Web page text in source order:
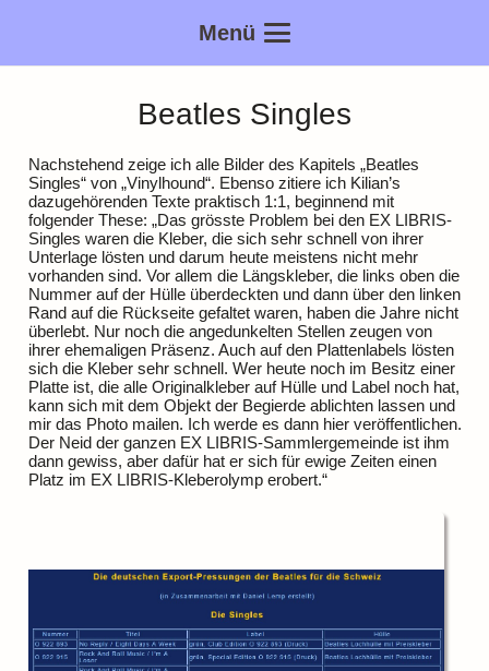
Menü
Beatles Singles
Nachstehend zeige ich alle Bilder des Kapitels „Beatles
Singles“ von „Vinylhound“. Ebenso zitiere ich Kilian’s
dazugehörenden Texte praktisch 1:1, beginnend mit
folgender These: „Das grösste Problem bei den EX LIBRIS-
Singles waren die Kleber, die sich sehr schnell von ihrer
Unterlage lösten und darum heute meistens nicht mehr
vorhanden sind. Vor allem die Längskleber, die links oben die
Nummer auf der Hülle überdeckten und dann über den linken
Rand auf die Rückseite gefaltet waren, haben die Jahre nicht
überlebt. Nur noch die angedunkelten Stellen zeugen von
ihrer ehemaligen Präsenz. Auch auf den Plattenlabels lösten
sich die Kleber sehr schnell. Wer heute noch im Besitz einer
Platte ist, die alle Originalkleber auf Hülle und Label noch hat,
kann sich mit dem Objekt der Begierde ablichten lassen und
mir das Photo mailen. Ich werde es dann hier veröffentlichen.
Der Neid der ganzen EX LIBRIS-Sammlergemeinde ist ihm
dann gewiss, aber dafür hat er sich für ewige Zeiten einen
Platz im EX LIBRIS-Kleberolymp erobert.“